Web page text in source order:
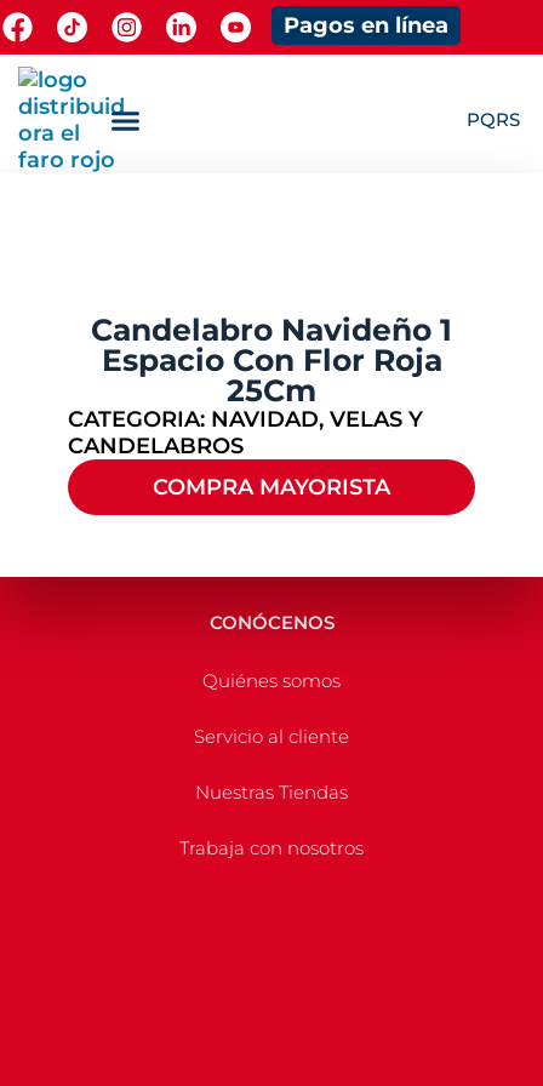
Pagos en línea
PQRS
Candelabro Navideño 1
Espacio Con Flor Roja
25Cm
CATEGORIA: NAVIDAD, VELAS Y
CANDELABROS
COMPRA MAYORISTA
CONÓCENOS
Quiénes somos
Servicio al cliente
Nuestras Tiendas
Trabaja con nosotros